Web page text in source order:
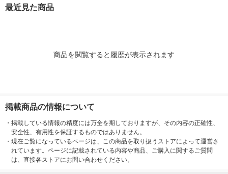
最近見た商品
商品を閲覧すると履歴が表示されます
掲載商品の情報について
・ 掲載している情報の精度には万全を期しておりますが、その内容の正確性、
安全性、有用性を保証するものではありません。
・ 現在ご覧になっているページは、この商品を取り扱うストアによって運営さ
れています。ページに記載されている内容や商品、ご購入に関するご質問
は、直接各ストアにお問い合わせください。